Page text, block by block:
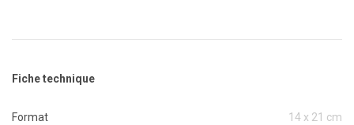
Fiche technique
Format 14 x 21 cm